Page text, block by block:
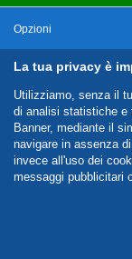
La tua privacy è
Utilizziamo, senza il
di analisi statistiche e
Banner, mediante il
navigare in assenza
invece all'uso dei
messaggi pubblicitari
Opzioni
Nascondi Opzioni